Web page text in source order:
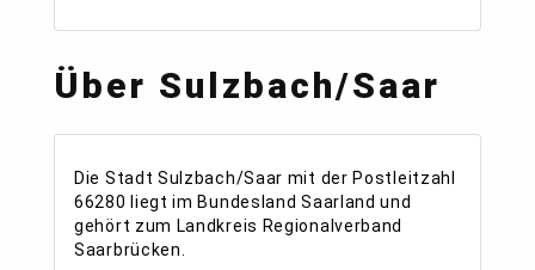
Über Sulzbach/Saar
Die Stadt Sulzbach/Saar mit der Postleitzahl
66280 liegt im Bundesland Saarland und
gehört zum Landkreis Regionalverband
Saarbrücken.